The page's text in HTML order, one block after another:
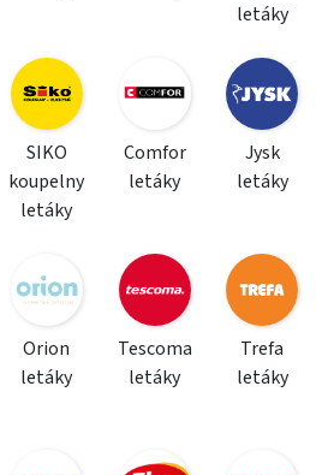
letáky
SIKO
koupelny
letáky
Comfor
letáky
Jysk
letáky
Orion
letáky
Tescoma
letáky
Trefa
letáky